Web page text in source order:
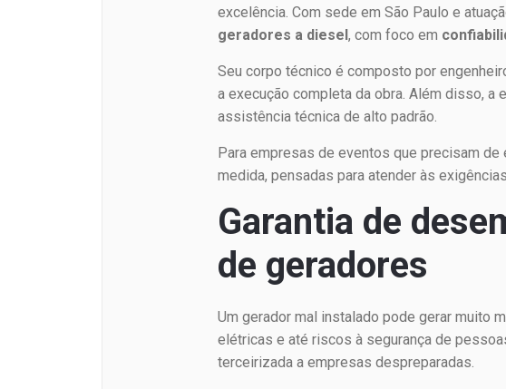
excelência. Com sede em São Paulo e
geradores a diesel, com foco em
Seu corpo técnico é composto por
a execução completa da obra. Além disso,
assistência técnica de alto padrão.
Para empresas de eventos que precisam
medida, pensadas para atender às
Garantia de
de geradores
Um gerador mal instalado pode gerar muito
elétricas e até riscos à segurança de
terceirizada a empresas despreparadas.